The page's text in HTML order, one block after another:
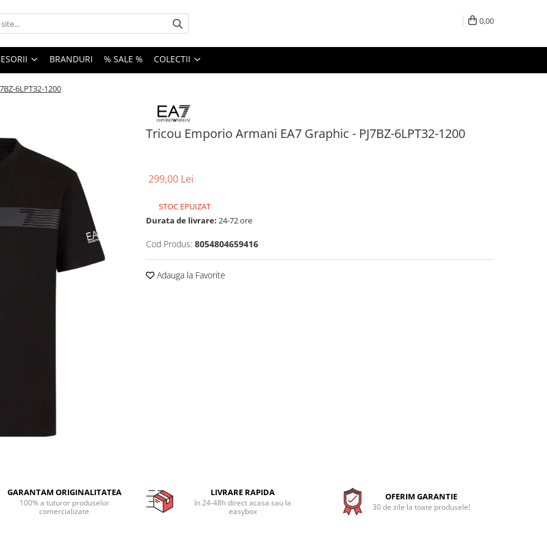
0,00
BRANDURI % SALE % COLECTII
6LPT32-1200
Tricou Emporio Armani EA7 Graphic - PJ7BZ-6LPT32-1200
299,00 Lei
STOC EPUIZAT
Durata de livrare: 24-72 ore
Cod Produs: 8054804659416
Adauga la Favorite
GARANTAM ORIGINALITATEA
100% a tuturor produselor
comercializate
LIVRARE RAPIDA
In 24-48h direct acasa sau la
easybox
OFERIM GARANTIE
30 de zile la toate produsele!